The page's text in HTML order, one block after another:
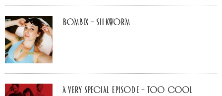
Bombix – Silkworm
A Very Special Episode – Too Cool